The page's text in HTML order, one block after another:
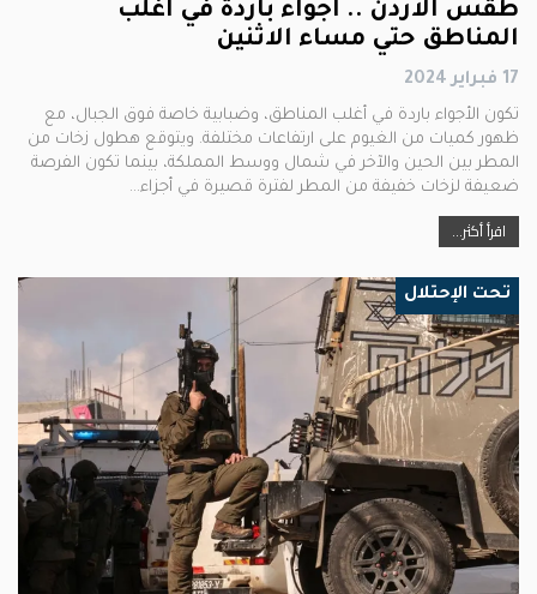
طقس الاردن .. أجواء باردة في أغلب
المناطق حتي مساء الاثنين
17 فبراير 2024
تكون الأجواء باردة في أغلب المناطق، وضبابية خاصة فوق الجبال، مع
ظهور كميات من الغيوم على ارتفاعات مختلفة. ويتوقع هطول زخات من
المطر بين الحين والآخر في شمال ووسط المملكة، بينما تكون الفرصة
ضعيفة لزخات خفيفة من المطر لفترة قصيرة في أجزاء…
اقرأ أكثر...
تحت الإحتلال